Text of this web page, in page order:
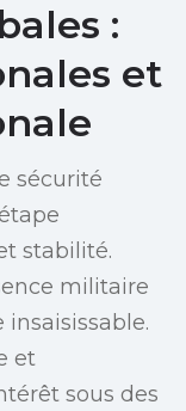
:
et
sécurité
stabilité.
militaire
insaisissable.
et
sous des